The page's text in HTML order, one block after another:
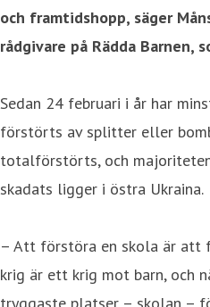
och framtidshopp, säger
rådgivare på Rädda Barnen,
Sedan 24 februari i år har
förstörts av splitter eller
totalförstörts, och
skadats ligger i östra Ukraina.
– Att förstöra en skola är att
krig är ett krig mot barn, och
tryggaste platser – skolan –